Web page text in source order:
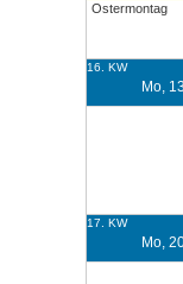
Ostermontag
16. KW
Mo,
17. KW
Mo,